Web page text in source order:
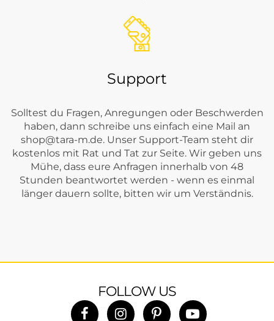
Support
Solltest du Fragen, Anregungen oder Beschwerden
haben, dann schreibe uns einfach eine Mail an
shop@tara-m.de. Unser Support-Team steht dir
kostenlos mit Rat und Tat zur Seite. Wir geben uns
Mühe, dass eure Anfragen innerhalb von 48
Stunden beantwortet werden - wenn es einmal
länger dauern sollte, bitten wir um Verständnis.
FOLLOW US